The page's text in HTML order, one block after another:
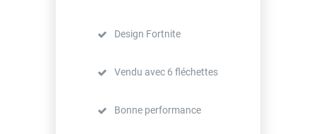
Design Fortnite
Vendu avec 6 fléchettes
Bonne performance